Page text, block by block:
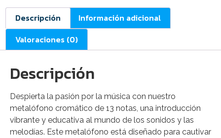
Descripción
Información adicional
Valoraciones (0)
Descripción
Despierta la pasión por la música con nuestro
metalófono cromático de 13 notas, una introducción
vibrante y educativa al mundo de los sonidos y las
melodías. Este metalófono está diseñado para cautivar